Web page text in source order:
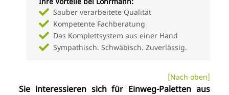
Sauber verarbeitete Qualität
Kompetente Fachberatung
Das Komplettsystem aus einer Hand
Sympathisch. Schwäbisch. Zuverlässig.
[Nach oben]
Sie interessieren sich für Einweg-Paletten aus